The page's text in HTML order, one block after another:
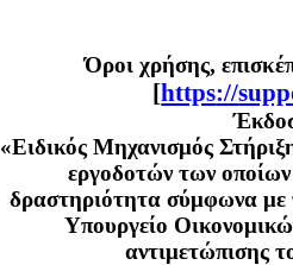
Όροι χρήσης,
[https://
«Ειδικός Μηχανισμός
εργοδοτών των οποίων
δραστηριότητα σύμφωνα με
Υπουργείο
αντιμετώπισης